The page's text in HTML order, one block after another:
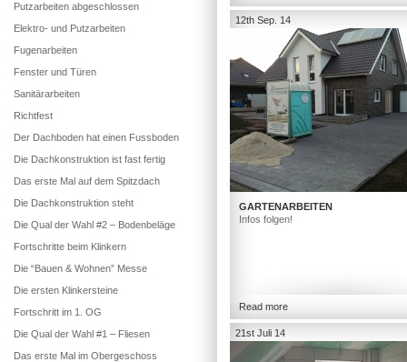
12th Sep. 14
GARTENARBEITEN
Infos folgen!
Read more
21st Juli 14
Putzarbeiten abgeschlossen
Elektro- und Putzarbeiten
Fugenarbeiten
Fenster und Türen
Sanitärarbeiten
Richtfest
Der Dachboden hat einen Fussboden
Die Dachkonstruktion ist fast fertig
Das erste Mal auf dem Spitzdach
Die Dachkonstruktion steht
Die Qual der Wahl #2 – Bodenbeläge
Fortschritte beim Klinkern
Die “Bauen & Wohnen” Messe
Die ersten Klinkersteine
Fortschritt im 1. OG
Die Qual der Wahl #1 – Fliesen
Das erste Mal im Obergeschoss